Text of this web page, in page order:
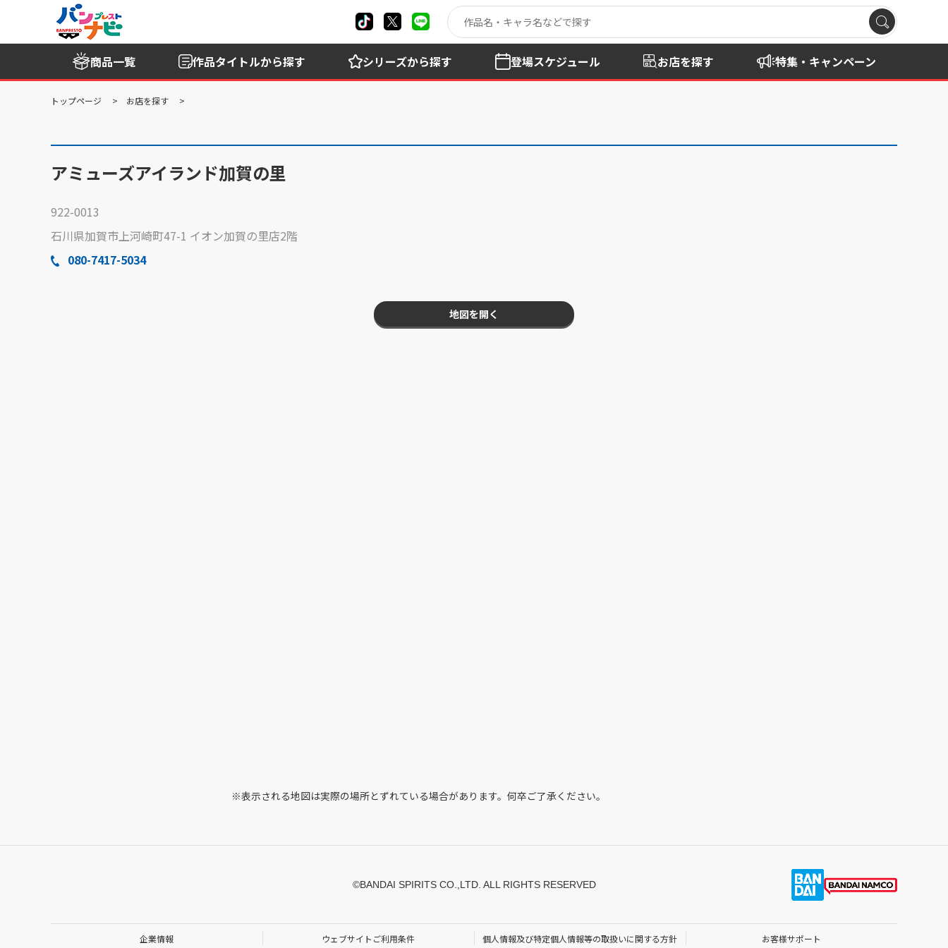
商品一覧 作品タイトルから探す シリーズから探す 登場スケジュール お店を探す 特集・キャンペーン
トップページ お店を探す
アミューズアイランド加賀の里
922-0013
石川県加賀市上河崎町47-1 イオン加賀の里店2階
080-7417-5034
地図を開く
※表示される地図は実際の場所とずれている場合があります。何卒ご了承ください。
©BANDAI SPIRITS CO.,LTD. ALL RIGHTS RESERVED
企業情報 ウェブサイトご利用条件 個人情報及び特定個人情報等の取扱いに関する方針 お客様サポート